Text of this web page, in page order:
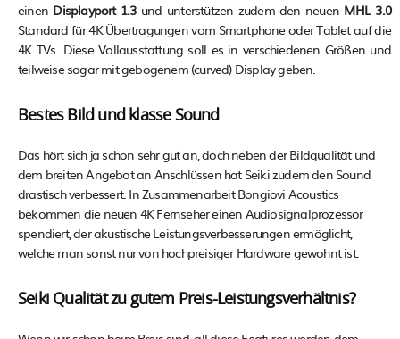
einen Displayport 1.3und unterstützen zudem den neuen MHL 3.0
Standard für 4K Übertragungen vom Smartphone oder Tablet auf die
4K TVs. Diese Vollausstattung soll es in verschiedenen Größen und
teilweise sogar mit gebogenem (curved) Display geben.
Bestes Bild und klasse Sound
Das hört sich ja schon sehr gut an, doch neben der Bildqualität und
dem breiten Angebot an Anschlüssen hat Seiki zudem den Sound
drastisch verbessert. In Zusammenarbeit Bongiovi Acoustics
bekommen die neuen 4K Fernseher einen Audiosignalprozessor
spendiert, der akustische Leistungsverbesserungen ermöglicht,
welche man sonst nur von hochpreisiger Hardware gewohnt ist.
Seiki Qualität zu gutem Preis-Leistungsverhältnis?